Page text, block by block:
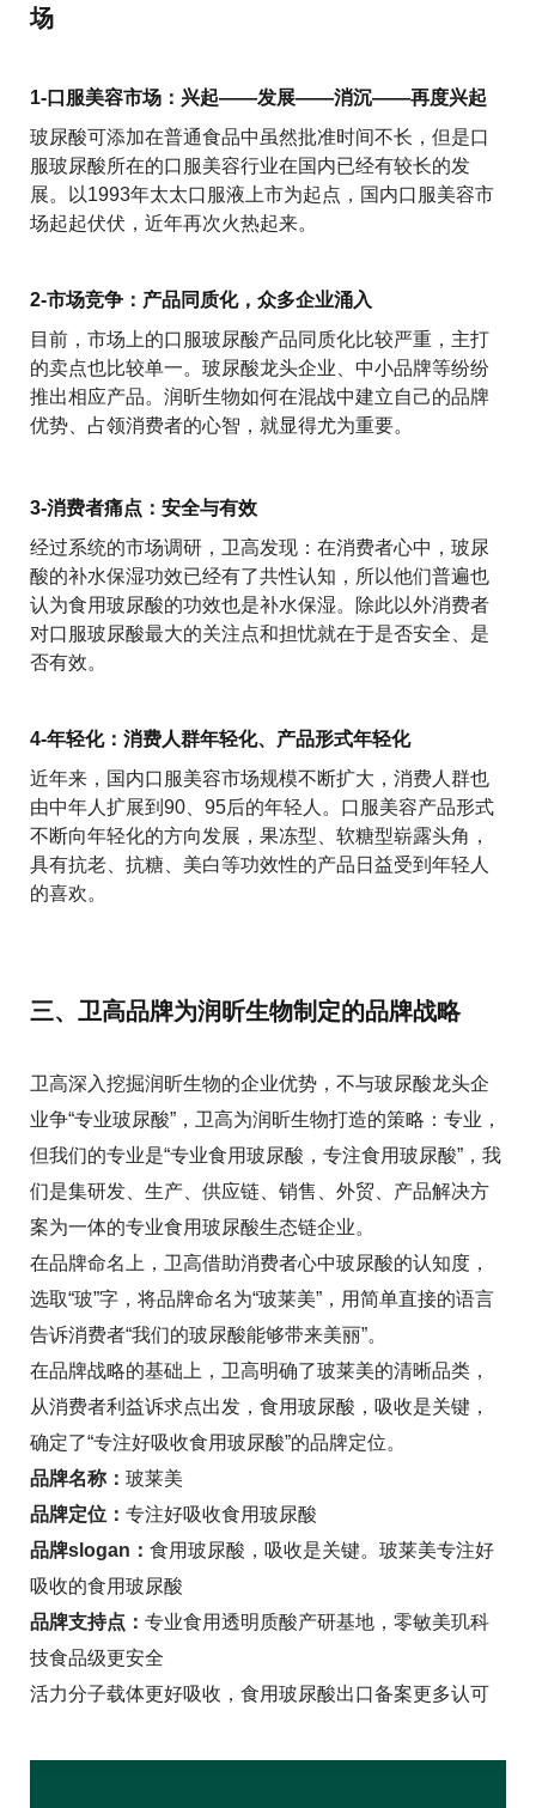
场
1-口服美容市场：兴起——发展——消沉——再度兴起
玻尿酸可添加在普通食品中虽然批准时间不长，但是口
服玻尿酸所在的口服美容行业在国内已经有较长的发
展。以1993年太太口服液上市为起点，国内口服美容市
场起起伏伏，近年再次火热起来。
2-市场竞争：产品同质化，众多企业涌入
目前，市场上的口服玻尿酸产品同质化比较严重，主打
的卖点也比较单一。玻尿酸龙头企业、中小品牌等纷纷
推出相应产品。润昕生物如何在混战中建立自己的品牌
优势、占领消费者的心智，就显得尤为重要。
3-消费者痛点：安全与有效
经过系统的市场调研，卫高发现：在消费者心中，玻尿
酸的补水保湿功效已经有了共性认知，所以他们普遍也
认为食用玻尿酸的功效也是补水保湿。除此以外消费者
对口服玻尿酸最大的关注点和担忧就在于是否安全、是
否有效。
4-年轻化：消费人群年轻化、产品形式年轻化
近年来，国内口服美容市场规模不断扩大，消费人群也
由中年人扩展到90、95后的年轻人。口服美容产品形式
不断向年轻化的方向发展，果冻型、软糖型崭露头角，
具有抗老、抗糖、美白等功效性的产品日益受到年轻人
的喜欢。
三、卫高品牌为润昕生物制定的品牌战略
卫高深入挖掘润昕生物的企业优势，不与玻尿酸龙头企
业争“专业玻尿酸”，卫高为润昕生物打造的策略：专业，
但我们的专业是“专业食用玻尿酸，专注食用玻尿酸”，我
们是集研发、生产、供应链、销售、外贸、产品解决方
案为一体的专业食用玻尿酸生态链企业。
在品牌命名上，卫高借助消费者心中玻尿酸的认知度，
选取“玻”字，将品牌命名为“玻莱美”，用简单直接的语言
告诉消费者“我们的玻尿酸能够带来美丽”。
在品牌战略的基础上，卫高明确了玻莱美的清晰品类，
从消费者利益诉求点出发，食用玻尿酸，吸收是关键，
确定了“专注好吸收食用玻尿酸”的品牌定位。
品牌名称： 玻莱美
品牌定位： 专注好吸收食用玻尿酸
品牌slogan： 食用玻尿酸，吸收是关键。玻莱美专注好
吸收的食用玻尿酸
品牌支持点： 专业食用透明质酸产研基地，零敏美玑科
技食品级更安全
活力分子载体更好吸收，食用玻尿酸出口备案更多认可